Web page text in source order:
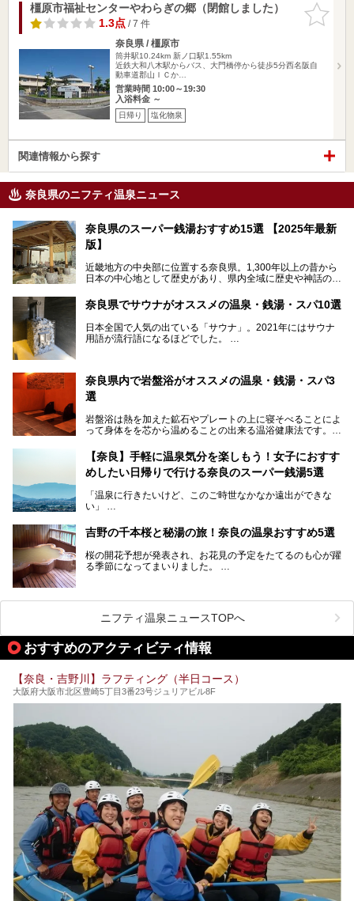
お気に入
りに追加
橿原市福祉センターやわらぎの郷（閉館しました）
1.3点/ 7 件
奈良県 / 橿原市
筒井駅10.24km 新ノ口駅1.55km
近鉄大和八木駅からバス、大門橋停から徒歩5分西名阪自
動車道郡山ＩＣか…
営業時間 10:00～19:30
入浴料金 ～
日帰り 塩化物泉
関連情報から探す
奈良県のニフティ温泉ニュース
奈良県のスーパー銭湯おすすめ15選 【2025年最新
版】
近畿地方の中央部に位置する奈良県。1,300年以上の昔から
日本の中心地として歴史があり、県内全域に歴史や神話の舞
界遺産があり、古代をそこかしこに感じられる地域です。
そんな奈良県のスーパー銭湯は、便利な街中にある施設か
ら、険しい山中にある秘湯までバラエティ豊か。ここでは、
奈良県で評判のスーパー銭湯をご紹介します。
奈良県でサウナがオススメの温泉・銭湯・スパ10選
日本全国で人気の出ている「サウナ」。2021年にはサウナ
用語が流行語になるほどでした。
中心部に近いサウナや郊外にあるアウトドアフィンランド式
サウナなど種類も豊富です。
奈良県にあるサウナでリフレッシュしませんか？
奈良県内で岩盤浴がオススメの温泉・銭湯・スパ3
選
岩盤浴は熱を加えた鉱石やプレートの上に寝そべることによ
って身体をを芯から温めることの出来る温浴健康法です。じ
果だけではなく、代謝が高まり健康や美容にも良い影響が期
待できます。今回はそんな岩盤浴にこだわった、奈良県内の
オススメ温泉・銭湯・スパ3ヶ所を紹介させていただきま
【奈良】手軽に温泉気分を楽しもう！女子におすす
めしたい日帰りで行ける奈良のスーパー銭湯5選
「温泉に行きたいけど、このご時世なかなか遠出ができな
い」
そんな方も多いのではないでしょうか？
お宿に泊まって観光地を巡るような温泉旅行がしたいけど、
まとまった時間が取れない時もありますよね。
芯までじんわり温まってリラックス効果も抜群。
今回は、奈良で行けるおすすめのスーパー銭湯を5つご紹介
したいと思います。
吉野の千本桜と秘湯の旅！奈良の温泉おすすめ5選
桜の開花予想が発表され、お花見の予定をたてるのも心が躍
る季節になってまいりました。
まれるくらい日本人の心を捉えて離さない名所中の名所があ
ります。それは奈良県の吉野山。
す。また吉野山を含む「紀伊山地の霊場と参詣道」はユネス
コの世界遺産に登録されており、修験道の霊場として荘厳な
開湯300年と歴史のある霊験あらたかな吉野の湯で、春を感
じる湯治の旅はいかがでしょう。
今回は奈良県吉野のおすすめ温泉を紹介いたします！
ニフティ温泉ニュースTOPへ
おすすめのアクティビティ情報
【奈良・吉野川】ラフティング（半日コース）
大阪府大阪市北区豊崎5丁目3番23号ジュリアビル8F